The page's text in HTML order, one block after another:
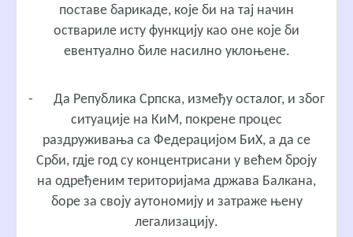
поставе барикаде, које би на тај начин
оствариле исту функцију као оне које би
евентуално биле насилно уклоњене.
-
Да Република Српска, између осталог, и због
ситуације на КиМ, покрене процес
раздруживања са Федерацијом БиХ, а да се
Срби, гдје год су концентрисани у већем броју
на одређеним територијама држава Балкана,
боре за своју аутономију и затраже њену
легализацију.